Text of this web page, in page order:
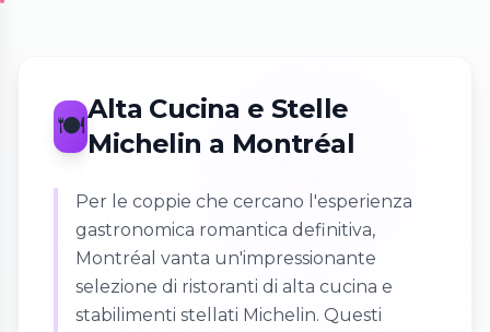
🍽️
Alta Cucina e Stelle
Michelin a Montréal
Per le coppie che cercano l'esperienza
gastronomica romantica definitiva,
Montréal vanta un'impressionante
selezione di ristoranti di alta cucina e
stabilimenti stellati Michelin. Questi